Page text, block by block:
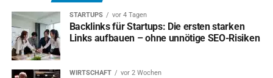
STARTUPS vor 4 Tagen
Backlinks für Startups: Die ersten starken
Links aufbauen – ohne unnötige SEO-Risiken
WIRTSCHAFT vor 2 Wochen